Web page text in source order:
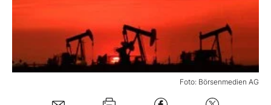
Experten
Foto: Börsenmedien AG